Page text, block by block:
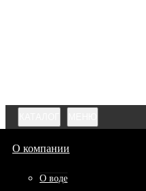
О компании
О воде